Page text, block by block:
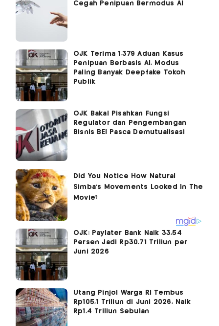
Cegah Penipuan Bermodus AI
OJK Terima 1.379 Aduan Kasus
Penipuan Berbasis AI, Modus
Paling Banyak Deepfake Tokoh
Publik
OJK Bakal Pisahkan Fungsi
Regulator dan Pengembangan
Bisnis BEI Pasca Demutualisasi
OJK: Paylater Bank Naik 33,54
Persen Jadi Rp30,71 Triliun per
Juni 2026
Utang Pinjol Warga RI Tembus
Rp105,1 Triliun di Juni 2026, Naik
Rp1,4 Triliun Sebulan